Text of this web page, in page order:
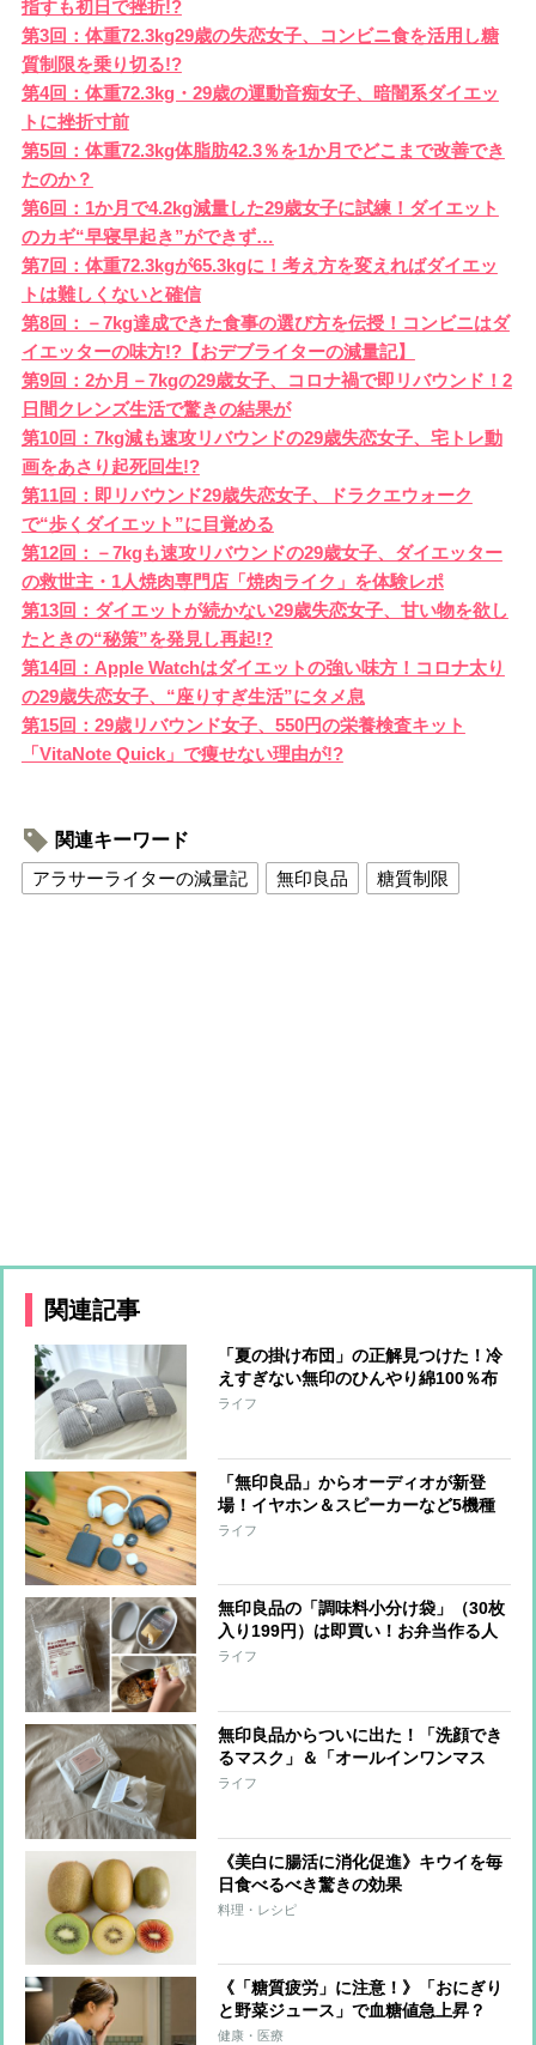
指すも初日で挫折!?
第3回：体重72.3kg29歳の失恋女子、コンビニ食を活用し糖
質制限を乗り切る!?
第4回：体重72.3kg・29歳の運動音痴女子、暗闇系ダイエッ
トに挫折寸前
第5回：体重72.3kg体脂肪42.3％を1か月でどこまで改善でき
たのか？
第6回：1か月で4.2kg減量した29歳女子に試練！ダイエット
のカギ“早寝早起き”ができず…
第7回：体重72.3kgが65.3kgに！考え方を変えればダイエッ
トは難しくないと確信
第8回：－7kg達成できた食事の選び方を伝授！コンビニはダ
イエッターの味方!?【おデブライターの減量記】
第9回：2か月－7kgの29歳女子、コロナ禍で即リバウンド！2
日間クレンズ生活で驚きの結果が
第10回：7kg減も速攻リバウンドの29歳失恋女子、宅トレ動
画をあさり起死回生!?
第11回：即リバウンド29歳失恋女子、ドラクエウォーク
で“歩くダイエット”に目覚める
第12回：－7kgも速攻リバウンドの29歳女子、ダイエッター
の救世主・1人焼肉専門店「焼肉ライク」を体験レポ
第13回：ダイエットが続かない29歳失恋女子、甘い物を欲し
たときの“秘策”を発見し再起!?
第14回：Apple Watchはダイエットの強い味方！コロナ太り
の29歳失恋女子、“座りすぎ生活”にタメ息
第15回：29歳リバウンド女子、550円の栄養検査キット
「VitaNote Quick」で痩せない理由が!?
関連キーワード
アラサーライターの減量記
無印良品 糖質制限
関連記事
「夏の掛け布団」の正解見つけた！冷
えすぎない無印のひんやり綿100％布
団【本日のお気に入り】
ライフ
「無印良品」からオーディオが新登
場！イヤホン＆スピーカーなど5機種
をひと足先に体験
ライフ
無印良品の「調味料小分け袋」（30枚
入り199円）は即買い！お弁当作る人
はみんな買ってほしい【本日のお気に
ライフ
無印良品からついに出た！「洗顔でき
るマスク」＆「オールインワンマス
ク」で朝も夜もズボラ確定【本日のお
ライフ
《美白に腸活に消化促進》キウイを毎
日食べるべき驚きの効果
料理・レシピ
《「糖質疲労」に注意！》「おにぎり
と野菜ジュース」で血糖値急上昇？
「低GI食品のそばならOK」は誤解だ
健康・医療